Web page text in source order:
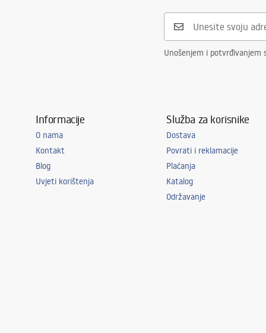
Unošenjem i
Informacije
O nama
Kontakt
Blog
Uvjeti korištenja
Služba za korisnike
Dostava
Povrati i reklamacije
Plaćanja
Katalog
Održavanje